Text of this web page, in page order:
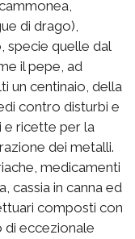
di drago),
specie quelle dal
il pepe, ad
un centinaio, della
contro disturbi e
e ricette per la
dei metalli.
medicamenti
cassia in canna ed
composti con
di eccezionale